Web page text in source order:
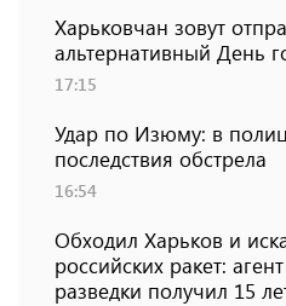
Харьковчан зовут
альтернативный День
17:15
Удар по Изюму: в
последствия обстрела
16:54
Обходил Харьков и
российских ракет:
разведки получил 15